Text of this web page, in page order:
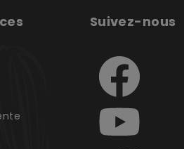
Suivez-nous